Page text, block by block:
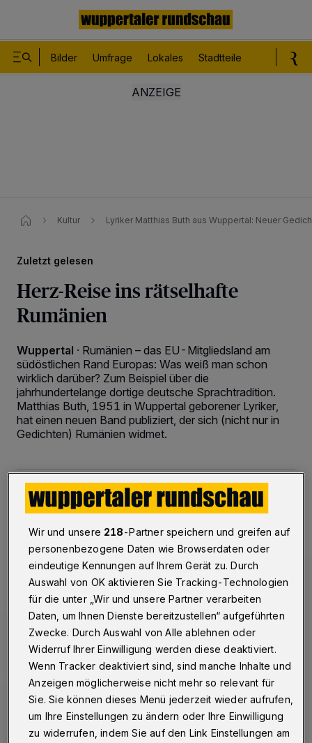
Bilder Umfrage Lokales Stadtteile
Kultur Lyriker Matthias Buth aus Wuppertal: Neuer
Zuletzt gelesen
Herz-Reise ins rätselhafte
Rumänien
Wuppertal · Rumänien – das EU-Mitgliedsland am
südöstlichen Rand Europas: Was weiß man schon
wirklich darüber? Zum Beispiel über die
jahrhundertelange dortige deutsche Sprachtradition.
Matthias Buth, 1951 in Wuppertal geborener Lyriker,
hat einen neuen Band publiziert, der sich (nicht nur in
Gedichten) Rumänien widmet.
01.06.2020 , 20:00 Uhr 2 Minuten Lesezeit
Wir und unsere 218-Partner speichern und greifen auf
personenbezogene Daten wie Browserdaten oder
eindeutige Kennungen auf Ihrem Gerät zu. Durch
Auswahl von OK aktivieren Sie Tracking-Technologien
für die unter „Wir und unsere Partner verarbeiten
Daten, um Ihnen Dienste bereitzustellen“ aufgeführten
Zwecke. Durch Auswahl von Alle ablehnen oder
Widerruf Ihrer Einwilligung werden diese deaktiviert.
Wenn Tracker deaktiviert sind, sind manche Inhalte und
Anzeigen möglicherweise nicht mehr so relevant für
Sie. Sie können dieses Menü jederzeit wieder aufrufen,
um Ihre Einstellungen zu ändern oder Ihre Einwilligung
zu widerrufen, indem Sie auf den Link Einstellungen am